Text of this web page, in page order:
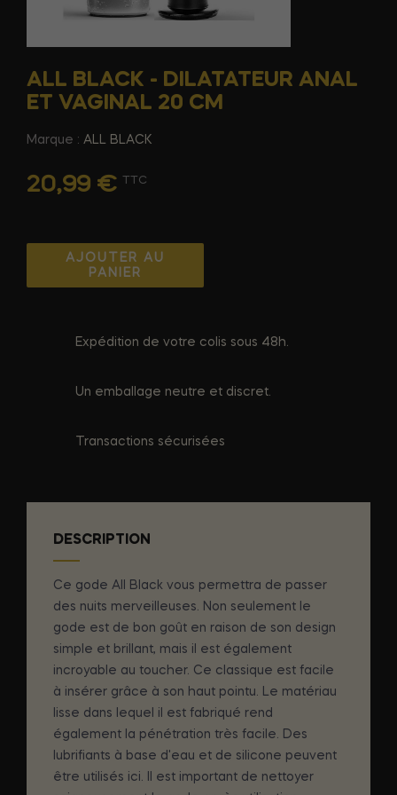
ALL BLACK - DILATATEUR ANAL
ET VAGINAL 20 CM
Marque : ALL BLACK
20,99 € TTC
AJOUTER AU
PANIER
Expédition de votre colis sous 48h.
Un emballage neutre et discret.
Transactions sécurisées
DESCRIPTION
Ce gode All Black vous permettra de passer
des nuits merveilleuses. Non seulement le
gode est de bon goût en raison de son design
simple et brillant, mais il est également
incroyable au toucher. Ce classique est facile
à insérer grâce à son haut pointu. Le matériau
lisse dans lequel il est fabriqué rend
également la pénétration très facile. Des
lubrifiants à base d'eau et de silicone peuvent
être utilisés ici. Il est important de nettoyer